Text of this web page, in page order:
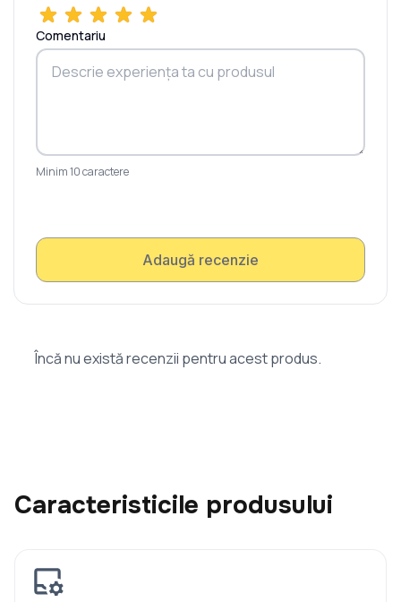
Comentariu
Minim 10 caractere
Adaugă recenzie
Încă nu există recenzii pentru acest produs.
Caracteristicile produsului